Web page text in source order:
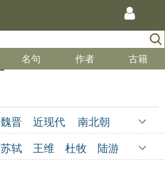
名句 作者 古籍
魏晋 近现代
南北朝
元代 两汉 五代
先秦
苏轼 王维 杜牧
陆游